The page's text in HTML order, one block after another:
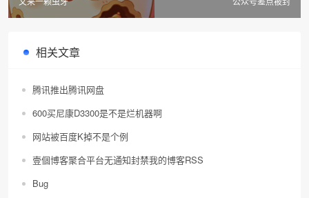
相关文章
腾讯推出腾讯网盘
600买尼康D3300是不是烂机器啊
网站被百度K掉不是个例
壹個博客聚合平台无通知封禁我的博客RSS
Bug